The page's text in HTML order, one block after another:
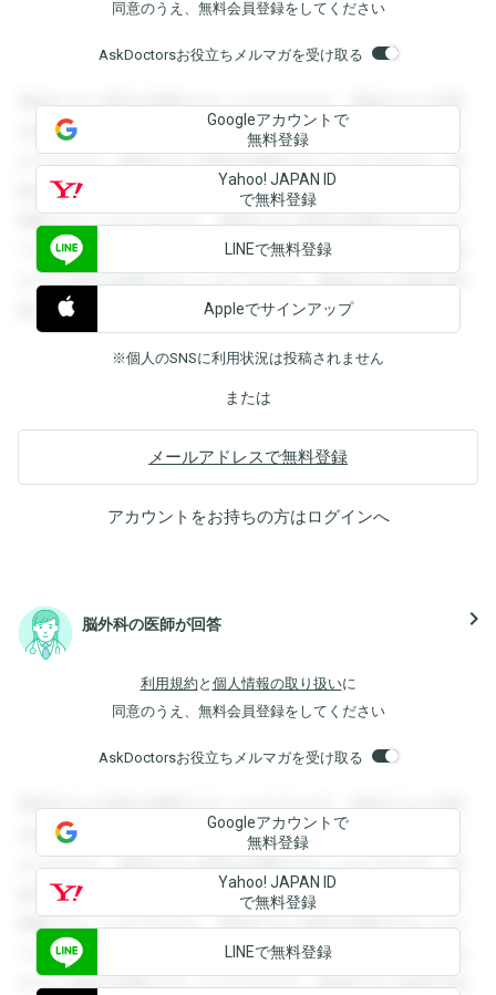
同意のうえ、無料会員登録をしてください
AskDoctorsお役立ちメルマガを受け取る
登録すると回答を閲覧することができます。登録すると回答
を閲覧することができます。登録すると回答を閲覧すること
ができます。登録すると回答を閲覧することができます。登
録すると回答を閲覧することができます。登録すると回答を
閲覧することができます。登録すると回答を閲覧することが
できます。登録すると回答を閲覧することができます。登録
すると回答を閲覧することができます。登録すると回答を閲
覧することができます。
Googleアカウントで
無料登録
Yahoo! JAPAN ID
で無料登録
LINEで無料登録
Appleでサインアップ
※個人のSNSに利用状況は投稿されません
または
メールアドレスで無料登録
アカウントをお持ちの方はログインへ
脳外科の医師が回答 navigate_next
利用規約 と 個人情報の取り扱いに
同意のうえ、無料会員登録をしてください
AskDoctorsお役立ちメルマガを受け取る
登録すると回答を閲覧することができます。登録すると回答
を閲覧することができます。登録すると回答を閲覧すること
ができます。登録すると回答を閲覧することができます。登
録すると回答を閲覧することができます。登録すると回答を
閲覧することができます。登録すると回答を閲覧することが
できます。登録すると回答を閲覧することができます。登録
すると回答を閲覧することができます。登録すると回答を閲
Googleアカウントで
無料登録
Yahoo! JAPAN ID
で無料登録
LINEで無料登録